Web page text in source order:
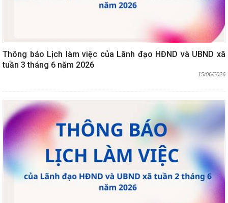
Thông báo Lịch làm việc của Lãnh đạo HĐND và UBND xã
tuần 3 tháng 6 năm 2026
15/06/2026